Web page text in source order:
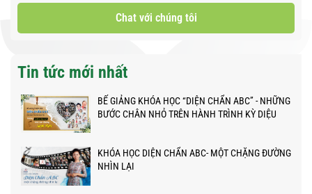
Chat với chúng tôi
Tin tức mới nhất
BẾ GIẢNG KHÓA HỌC “DIỆN CHẨN ABC” - NHỮNG
BƯỚC CHÂN NHỎ TRÊN HÀNH TRÌNH KỲ DIỆU
KHÓA HỌC DIỆN CHẨN ABC- MỘT CHẶNG ĐƯỜNG
NHÌN LẠI